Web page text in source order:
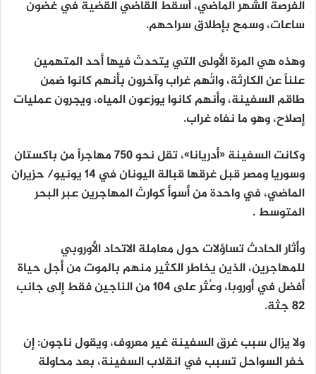
الفرصة الشهر الماضي، أسقط القاضي القضية في غضون
ساعات، وسمح بإطلاق سراحهم.
وهذه هي المرة الأولى التي يتحدث فيها أحد المتهمين
علناً عن الكارثة، واتُهم غراب وآخرون بأنهم كانوا ضمن
طاقم السفينة، وأنهم كانوا يوزعون المياه، ويجرون عمليات
إصلاح، وهو ما نفاه غراب.
وكانت السفينة «أدريانا»، تقل نحو 750 مهاجراً من باكستان
وسوريا ومصر قبل غرقها قبالة اليونان في 14 يونيو/ حزيران
الماضي، في واحدة من أسوأ كوارث المهاجرين عبر البحر
المتوسط ​​.
وأثار الحادث تساؤلات حول معاملة الاتحاد الأوروبي
للمهاجرين، الذين يخاطر الكثير منهم بالموت من أجل حياة
أفضل في أوروبا، وعُثر على 104 من الناجين فقط إلى جانب
82 جثة.
ولا يزال سبب غرق السفينة غير معروف، ويقول ناجون: إن
خفر السواحل تسبب في انقلاب السفينة، بعد محاولة